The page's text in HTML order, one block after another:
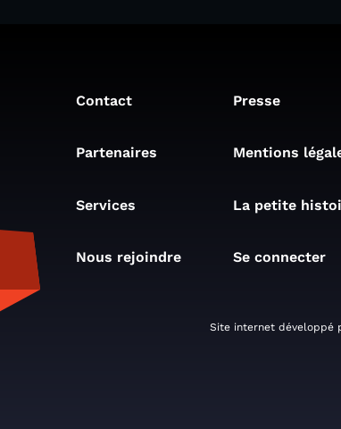
Contact Presse
Partenaires Mentions
Services La petite
Nous rejoindre Se connecter
Site internet développé